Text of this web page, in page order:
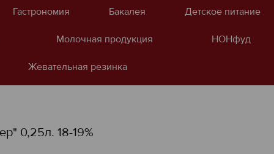
Гастрономия Бакалея Детское питание
Молочная продукция НОНфуд
Жевательная резинка
0,25л. 18-19%